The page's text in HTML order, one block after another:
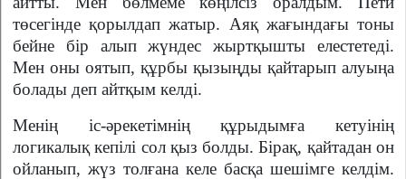
төсегінде қорылдап жатыр. Аяқ жағындағы тоны
бейне бір алып жүндес жыртқышты елестетеді.
Мен оны оятып, құрбы қызыңды қайтарып алуыңа
болады деп айтқым келді.
Менің іс-әрекетімнің құрыдымға кетуінің
логикалық кепілі сол қыз болды. Бірақ, қайтадан он
ойланып, жүз толғана келе басқа шешімге келдім.